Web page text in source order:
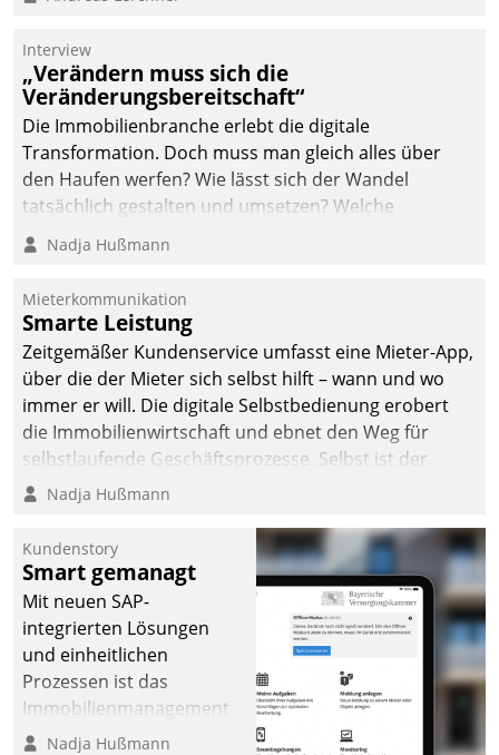
integrieren.
Interview
„Verändern muss sich die
Veränderungsbereitschaft“
Die Immobilienbranche erlebt die digitale
Transformation. Doch muss man gleich alles über
den Haufen werfen? Wie lässt sich der Wandel
tatsächlich gestalten und umsetzen? Welche
Argumente zählen wirklich?
Nadja Hußmann
Mieterkommunikation
Smarte Leistung
Zeitgemäßer Kundenservice umfasst eine Mieter-App,
über die der Mieter sich selbst hilft – wann und wo
immer er will. Die digitale Selbstbedienung erobert
die Immobilienwirtschaft und ebnet den Weg für
selbstlaufende Geschäftsprozesse. Selbst ist der
Kunde und smart der Serviceanbieter.
Nadja Hußmann
Kundenstory
Smart gemanagt
Mit neuen SAP-
integrierten Lösungen
und einheitlichen
Prozessen ist das
Immobilienmanagement
der Bayerischen
Nadja Hußmann